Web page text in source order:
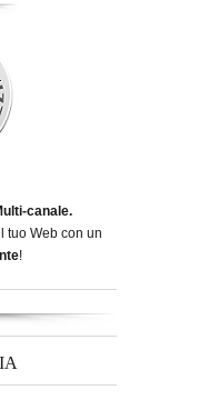
canale.
tuo Web con un
!